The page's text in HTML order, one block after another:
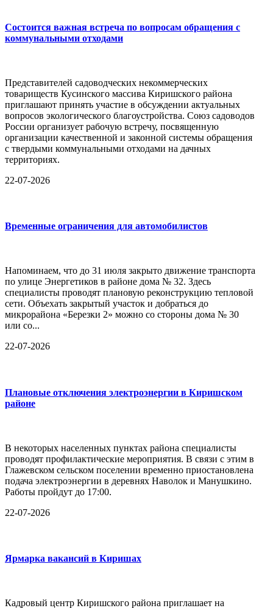
Состоится важная встреча по вопросам обращения с
коммунальными отходами
Представителей садоводческих некоммерческих
товариществ Кусинского массива Киришского района
приглашают принять участие в обсуждении актуальных
вопросов экологического благоустройства. Союз садоводов
России организует рабочую встречу, посвященную
организации качественной и законной системы обращения
с твердыми коммунальными отходами на дачных
территориях.
22-07-2026
Временные ограничения для автомобилистов
Напоминаем, что до 31 июля закрыто движение транспорта
по улице Энергетиков в районе дома № 32. Здесь
специалисты проводят плановую реконструкцию тепловой
сети. Объехать закрытый участок и добраться до
микрорайона «Березки 2» можно со стороны дома № 30
или со...
22-07-2026
Плановые отключения электроэнергии в Киришском
районе
В некоторых населенных пунктах района специалисты
проводят профилактические мероприятия. В связи с этим в
Глажевском сельском поселении временно приостановлена
подача электроэнергии в деревнях Наволок и Манушкино.
Работы пройдут до 17:00.
22-07-2026
Ярмарка вакансий в Киришах
Кадровый центр Киришского района приглашает на